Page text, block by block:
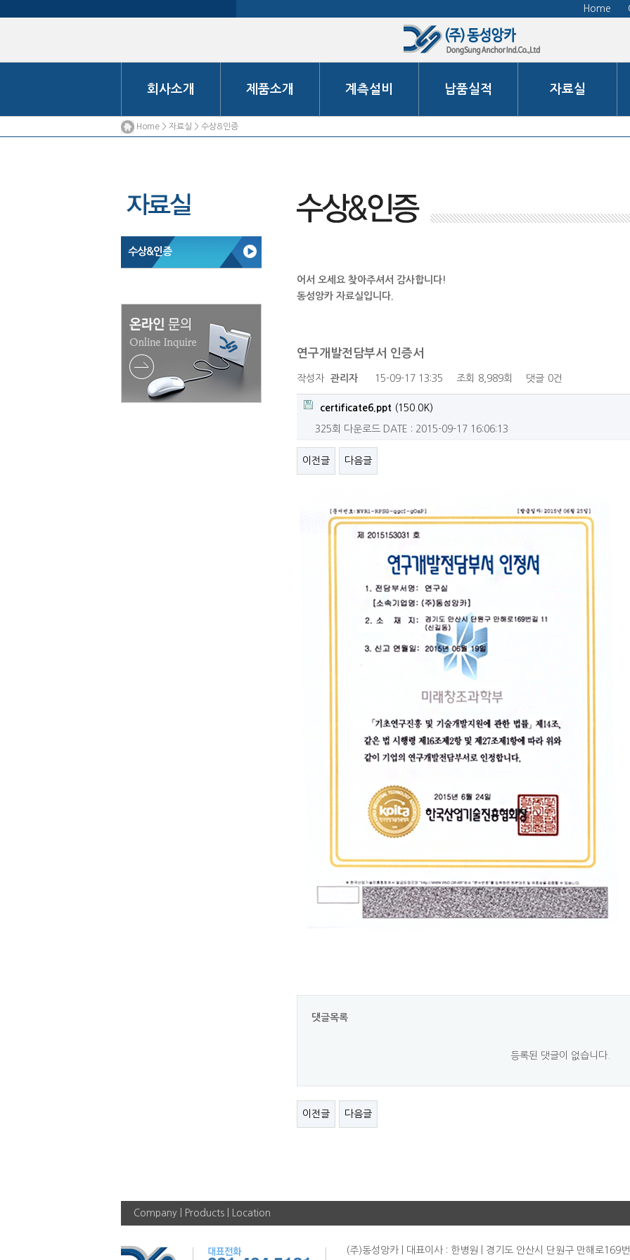
Home
회사소개 제품소개 계측설비 납품실적 자료실
Home > 자료실 > 수상&인증
수상&인증
어서 오세요 찾아주셔서 감사합니다!
동성앙카 자료실입니다.
연구개발전담부서 인증서
작성자 관리자 15-09-17 13:35 조회 8,989회 댓글 0건
certificate6.ppt (150.0K)
325회 다운로드 DATE : 2015-09-17 16:06:13
이전글 다음글
댓글목록
등록된 댓글이 없습니다.
이전글 다음글
Company Products Location
(주)동성앙카 | 대표이사 : 한병원 | 경기도 안산시 단원구 만해로169